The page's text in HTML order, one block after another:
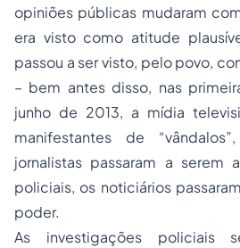
opiniões públicas mudaram
era visto como atitude
passou a ser visto, pelo povo,
– bem antes disso, nas
junho de 2013, a mídia
manifestantes de
jornalistas passaram a serem
policiais, os noticiários
poder.
As investigações policiais